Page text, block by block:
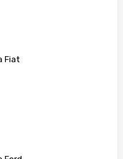
Fiat